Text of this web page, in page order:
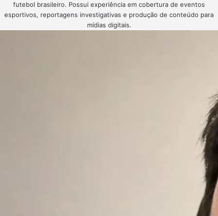
futebol brasileiro. Possui experiência em cobertura de eventos
esportivos, reportagens investigativas e produção de conteúdo para
mídias digitais.